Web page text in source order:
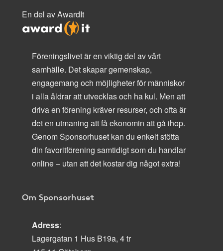
En del av AwardIt
Föreningslivet är en viktig del av vårt
samhälle. Det skapar gemenskap,
engagemang och möjligheter för människor
i alla åldrar att utvecklas och ha kul. Men att
driva en förening kräver resurser, och ofta är
det en utmaning att få ekonomin att gå ihop.
Genom Sponsorhuset kan du enkelt stötta
din favoritförening samtidigt som du handlar
online – utan att det kostar dig något extra!
Om Sponsorhuset
Adress:
Lagergatan 1 Hus B19a, 4 tr